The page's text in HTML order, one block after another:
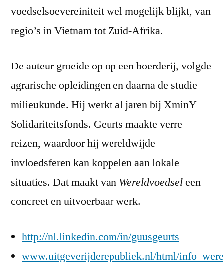
voedselsoevereiniteit wel mogelijk blijkt, van
regio’s in Vietnam tot Zuid-Afrika.
De auteur groeide op op een boerderij, volgde
agrarische opleidingen en daarna de studie
milieukunde. Hij werkt al jaren bij XminY
Solidariteitsfonds. Geurts maakte verre
reizen, waardoor hij wereldwijde
invloedsferen kan koppelen aan lokale
situaties. Dat maakt van Wereldvoedseleen
concreet en uitvoerbaar werk.
http://nl.linkedin.com/in/guusgeurts
www.uitgeverijderepubliek.nl/html/